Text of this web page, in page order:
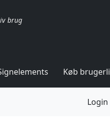
brug
Køb
Login